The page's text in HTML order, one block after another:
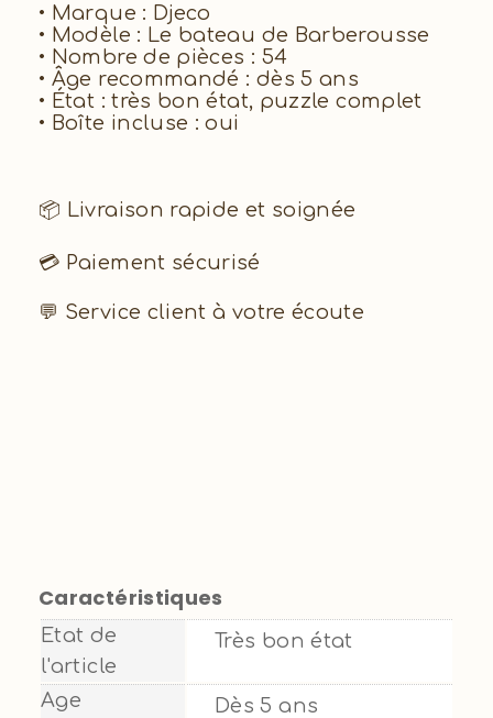
• Marque : Djeco
• Modèle : Le bateau de Barberousse
• Nombre de pièces : 54
• Âge recommandé : dès 5 ans
• État : très bon état, puzzle complet
• Boîte incluse : oui
📦 Livraison rapide et soignée
💳 Paiement sécurisé
💬 Service client à votre écoute
Caractéristiques
Etat de
l'article
Très bon état
Age Dès 5 ans